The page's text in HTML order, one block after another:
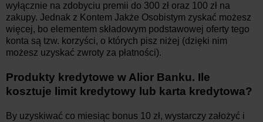
wyłącznie na zdobyciu premii do 300 zł oraz 100 zł na
zakupy. Jednak z Kontem Jakże Osobistym zyskać możesz
więcej, bo elementem składowym podstawowej oferty tego
konta są tzw. korzyści, o których pisz niżej (dzięki nim
możesz uzyskać zwroty za płatności).
Produkty kredytowe w Alior Banku. Ile
kosztuje limit kredytowy lub karta kredytowa?
By uzyskiwać co miesiąc bonus 10 zł, wystarczy założyć i